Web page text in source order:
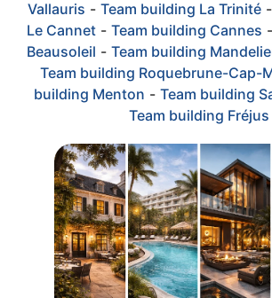
Vallauris - Team building La Trinité-
Le Cannet- Team building Cannes -
Beausoleil - Team building
Team building Roquebrune-Cap-
building Menton - Team building
Team building Fréjus